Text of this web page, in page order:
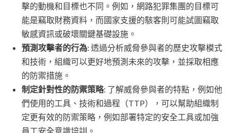
擊的動機和目標也不同。例如，網路犯罪集團的目標可
能是竊取財務資料，而國家支援的駭客則可能試圖竊取
敏感資訊或破壞關鍵基礎設施。
預測攻擊者的行為: 透過分析威脅參與者的歷史攻擊模式
和技術，組織可以更好地預測未來的攻擊，並採取相應
的防禦措施。
制定針對性的防禦策略: 了解威脅參與者的特點，例如他
們使用的工具、技術和過程（TTP），可以幫助組織制
定更有效的防禦策略，例如部署特定的安全工具或加強
員工安全意識培訓。